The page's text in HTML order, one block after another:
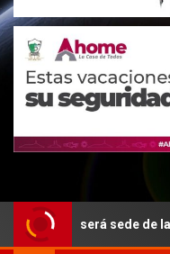
sede de la tercera